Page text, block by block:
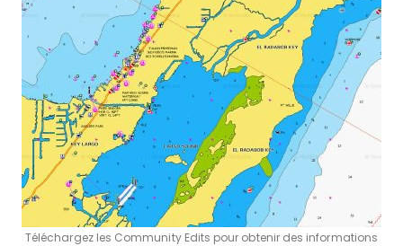
Téléchargez les Community Edits pour obtenir des informations